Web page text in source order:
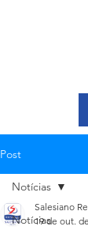
Post
Notícias
Notícias
Salesiano
19 de out.